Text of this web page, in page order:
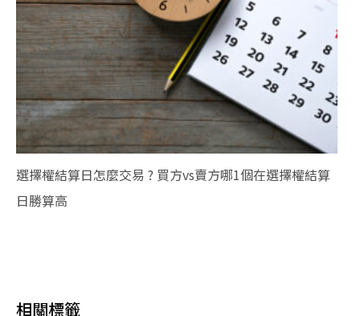
選擇權結算日怎麼交易 ? 買方vs賣方哪1個在選擇權結算
日勝算高
相關標籤